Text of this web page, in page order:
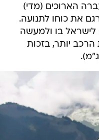
הארוכים (מדי)
את כוחו לתנועה.
לישראל בו ולמעשה
יותר, בזכות